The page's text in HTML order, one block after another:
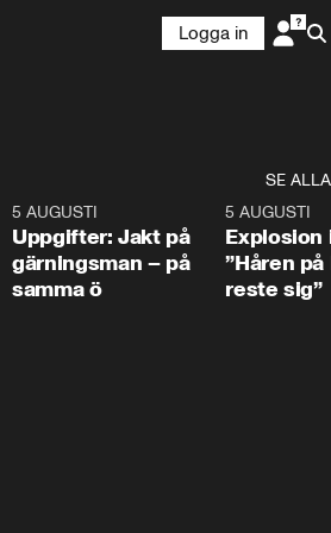
Logga in
SE ALLA
0:33
5 AUGUSTI
Uppgifter: Jakt på
gärningsman – på
samma ö
5 AUGUSTI
Explosion
”Håren
reste sig”